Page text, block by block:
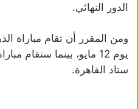
الدور النهائي.
ومن المقرر أن تقام مباراة
ستاد القاهرة.